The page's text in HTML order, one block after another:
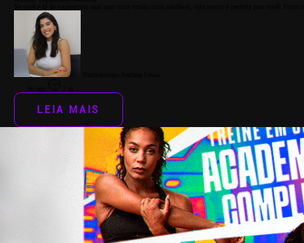
LEIA MAIS